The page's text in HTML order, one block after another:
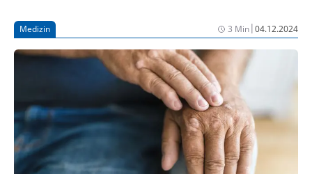
Zulassungserweiterung ist Sarilumab nun auch
indiziert zur Behandlung der PMR bei erwachsenen
Patient:innen, die auf Corticosteroide unzureichend
angesprochen haben oder bei denen ein Rezidiv
während des Ausschleichens der Corticosteroide
auftritt (1).
Medizin 3 Min|04.12.2024